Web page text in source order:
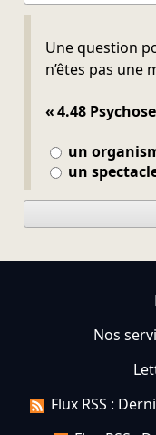
Une question
n’êtes pas une
« 4.48
un
un
Ne pas remplir
Nos
Flux RSS :